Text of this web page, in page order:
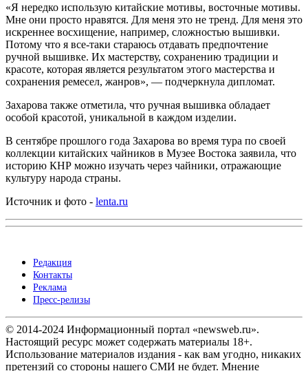
«Я нередко использую китайские мотивы, восточные мотивы.
Мне они просто нравятся. Для меня это не тренд. Для меня это
искреннее восхищение, например, сложностью вышивки.
Потому что я все-таки стараюсь отдавать предпочтение
ручной вышивке. Их мастерству, сохранению традиции и
красоте, которая является результатом этого мастерства и
сохранения ремесел, жанров», — подчеркнула дипломат.
Захарова также отметила, что ручная вышивка обладает
особой красотой, уникальной в каждом изделии.
В сентябре прошлого года Захарова во время тура по своей
коллекции китайских чайников в Музее Востока заявила, что
историю КНР можно изучать через чайники, отражающие
культуру народа страны.
Источник и фото - lenta.ru
Редакция
Контакты
Реклама
Пресс-релизы
© 2014-2024 Информационный портал «newsweb.ru».
Настоящий ресурс может содержать материалы 18+.
Использование материалов издания - как вам угодно, никаких
претензий со стороны нашего СМИ не будет. Мнение